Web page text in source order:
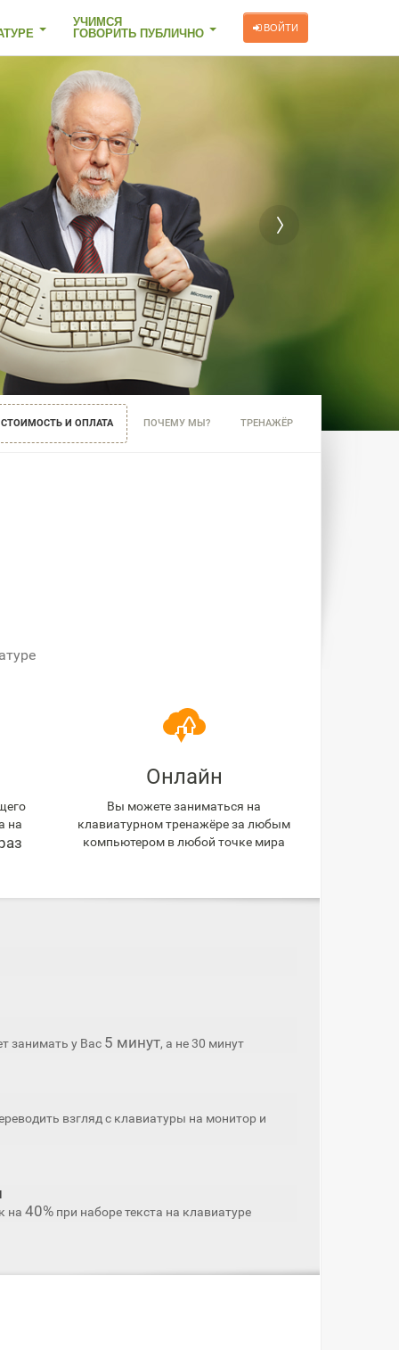
УЧИМСЯ
ГОВОРИТЬ ПУБЛИЧНО
ВОЙТИ
СТОИМОСТЬ И ОПЛАТА ПОЧЕМУ МЫ? ТРЕНАЖЁР
на
Онлайн
Вы можете заниматься на
клавиатурном тренажёре за любым
компьютером в любой точке мира
занимать у Вас 5 минут, а не 30 минут
взгляд с клавиатуры на монитор и
на 40%при наборе текста на клавиатуре